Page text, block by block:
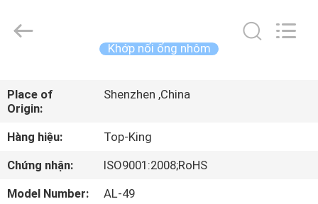
SẢN
PHẨM
VỀ
Shenzhen
Jingji
Reserved.
Khớp nối ống nhôm
Place of
Origin:
Shenzhen ,China
Hàng hiệu:
Top-King
Chứng nhận:
ISO9001:2008;RoHS
Model Number:
AL-49